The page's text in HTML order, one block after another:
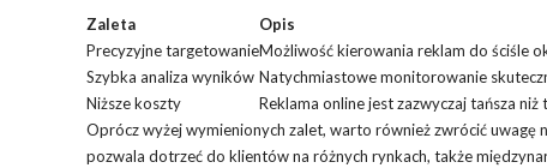
Zaleta
Opis
Precyzyjne targetowanieMożliwość kierowania reklam do ściśle
Szybka analiza wyników Natychmiastowe monitorowanie
Niższe koszty
Reklama online jest zazwyczaj tańsza
Oprócz wyżej wymienionych zalet, warto również zwrócić uwagę
pozwala dotrzeć do klientów na różnych rynkach, także